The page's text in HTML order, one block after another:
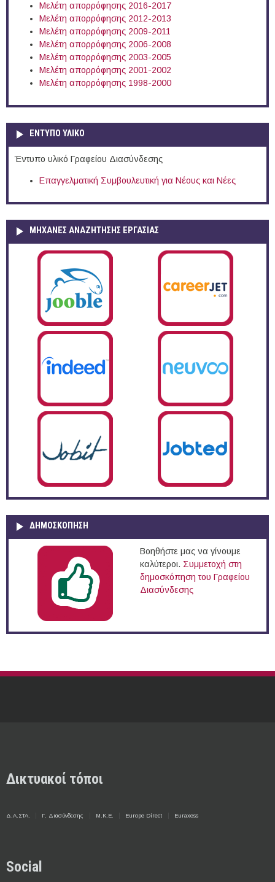
Μελέτη απορρόφησης 2016-2017
Μελέτη απορρόφησης 2012-2013
Μελέτη απορρόφησης 2009-2011
Μελέτη απορρόφησης 2006-2008
Μελέτη απορρόφησης 2003-2005
Μελέτη απορρόφησης 2001-2002
Μελέτη απορρόφησης 1998-2000
ΕΝΤΥΠΟ ΥΛΙΚΟ
Έντυπο υλικό Γραφείου Διασύνδεσης
Επαγγελματική Συμβουλευτική για Νέους και Νέες
ΜΗΧΑΝΕΣ ΑΝΑΖΗΤΗΣΗΣ ΕΡΓΑΣΙΑΣ
ΔΗΜΟΣΚΌΠΗΣΗ
Βοηθήστε μας να γίνουμε
καλύτεροι. Συμμετοχή στη
δημοσκόπηση του Γραφείου
Διασύνδεσης
Δικτυακοί τόποι
Δ.Α.ΣΤΑ. Γ. Διασύνδεσης Μ.Κ.Ε. Europe Direct Euraxess
Social